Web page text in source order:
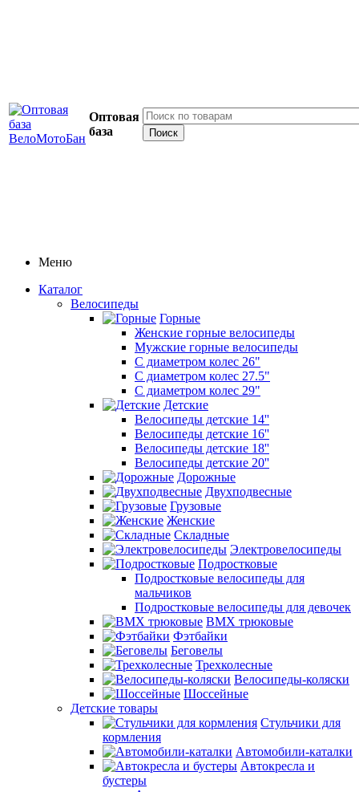
Оптовая
база
Меню
Каталог
Велосипеды
Горные
Женские горные велосипеды
Мужские горные велосипеды
С диаметром колес 26"
С диаметром колес 27.5"
С диаметром колес 29"
Детские
Велосипеды детские 14''
Велосипеды детские 16''
Велосипеды детские 18''
Велосипеды детские 20''
Дорожные
Двухподвесные
Грузовые
Женские
Складные
Электровелосипеды
Подростковые
Подростковые велосипеды для
мальчиков
Подростковые велосипеды для девочек
BMX трюковые
Фэтбайки
Беговелы
Трехколесные
Велосипеды-коляски
Шоссейные
Детские товары
Стульчики для
кормления
Автомобили-каталки
Автокресла и
бустеры